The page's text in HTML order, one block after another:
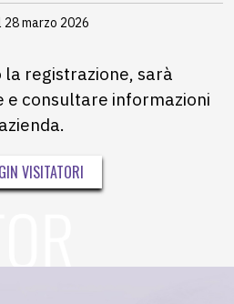
28 marzo 2026
registrazione, sarà
e consultare informazioni
VISITATORI